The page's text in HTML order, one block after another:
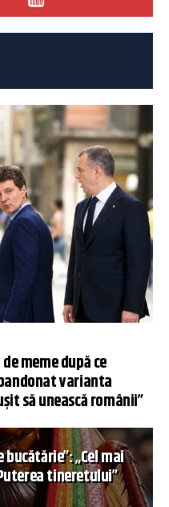
meme după ce
varianta
să unească românii”
„Cel mai
tineretului”